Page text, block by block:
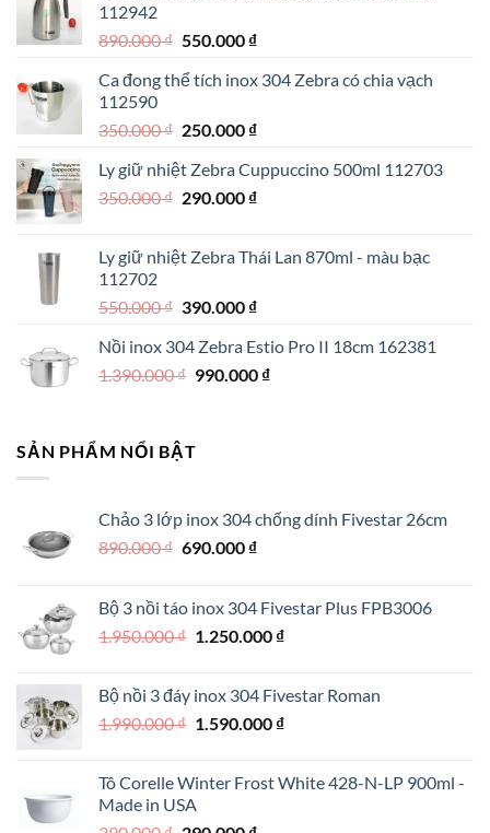
112942
890.000₫ Giá
là:
550.000 ₫Giá
tại
550.000 ₫.
Ca đong thể tích inox 304 Zebra có chia vạch
112590
350.000₫ Giá
là:
350.000 ₫.
250.000 ₫Giá
tại
là:
Ly giữ nhiệt Zebra Cuppuccino 500ml 112703
350.000₫ Giá
350.000 ₫.
290.000 ₫Giá
là:
Ly giữ nhiệt Zebra Thái Lan 870ml - màu bạc
112702
550.000₫ Giá
là:
550.000 ₫.
390.000 ₫Giá
tại
là:
Nồi inox 304 Zebra Estio Pro II 18cm 162381
1.390.000₫ Giá
1.390.000 ₫.
990.000 ₫Giá
SẢN PHẨM NỔI BẬT
Chảo 3 lớp inox 304 chống dính Fivestar 26cm
890.000₫ Giá
890.000 ₫.
690.000 ₫Giá
là:
690.000 ₫.
Bộ 3 nồi táo inox 304 Fivestar Plus FPB3006
1.950.000₫ Giá
1.950.000 ₫.
1.250.000 ₫Giá
là:
1.250.000 ₫.
Bộ nồi 3 đáy inox 304 Fivestar Roman
1.990.000₫ Giá
1.990.000 ₫.
1.590.000 ₫Giá
là:
Tô Corelle Winter Frost White 428-N-LP 900ml -
Made in USA